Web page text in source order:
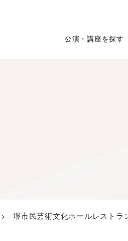
公演・講座を探す
> 堺市民芸術文化ホールレスト